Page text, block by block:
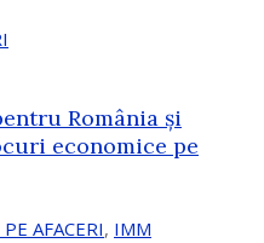
România și
economice pe
AFACERI, IMM